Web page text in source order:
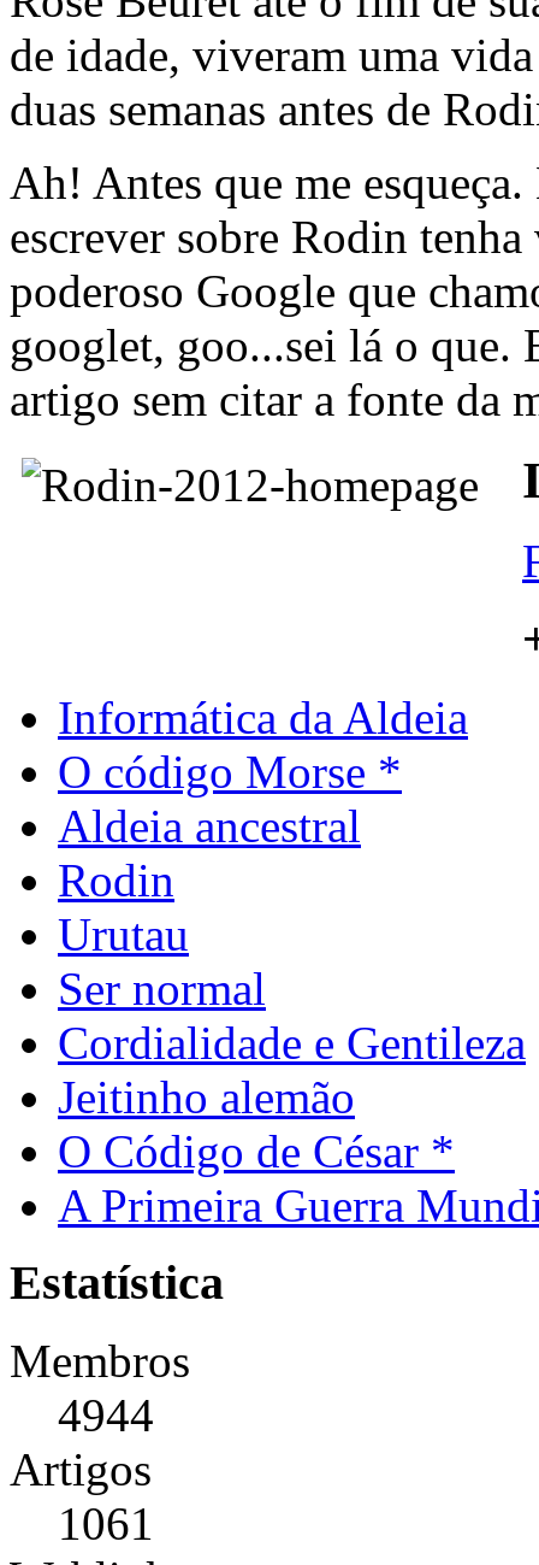
de idade, viveram uma
duas semanas antes de
Ah! Antes que me
escrever sobre Rodin
poderoso Google que
googlet, goo...sei lá o que.
artigo sem citar a fonte da
Informática da Aldeia
O código Morse *
Aldeia ancestral
Rodin
Urutau
Ser normal
Cordialidade e Gentileza
Jeitinho alemão
O Código de César *
A Primeira Guerra
Estatística
Membros
4944
Artigos
1061